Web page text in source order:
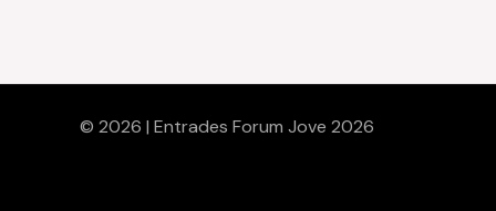
© 2026 | Entrades Forum Jove 2026